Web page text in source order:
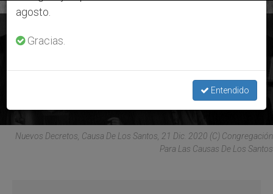
ÚLTIMAS NOTICIAS
Quiroga y Antonio González
Nuevos Decretos, Causa De Los Santos, 21 Dic. 2020 (C) Congregación
Para Las Causas De Los Santos
agosto.
Gracias.
Entendido